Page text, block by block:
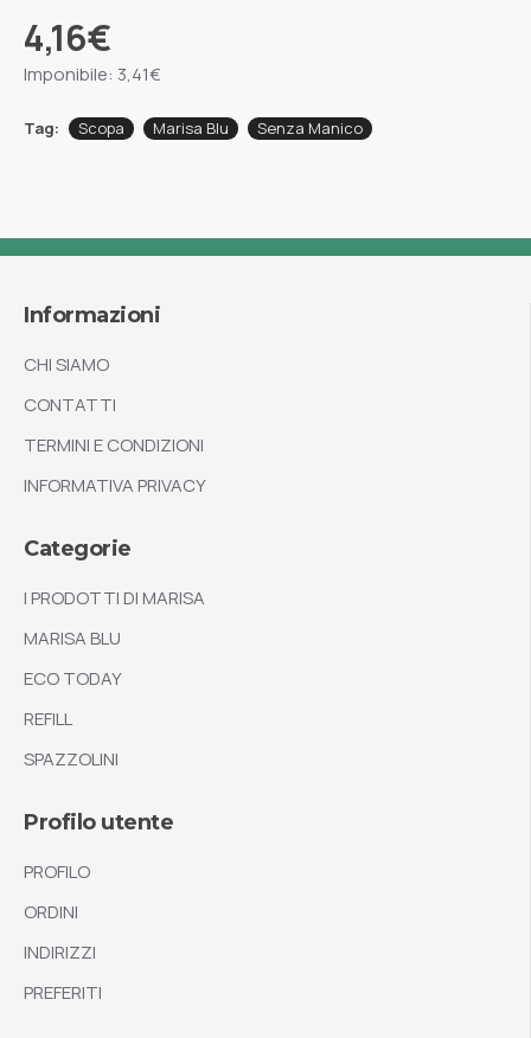
4,16€
Imponibile: 3,41€
Tag: Scopa Marisa Blu Senza Manico
Informazioni
CHI SIAMO
CONTATTI
TERMINI E CONDIZIONI
INFORMATIVA PRIVACY
Categorie
I PRODOTTI DI MARISA
MARISA BLU
ECO TODAY
REFILL
SPAZZOLINI
Profilo utente
PROFILO
ORDINI
INDIRIZZI
PREFERITI